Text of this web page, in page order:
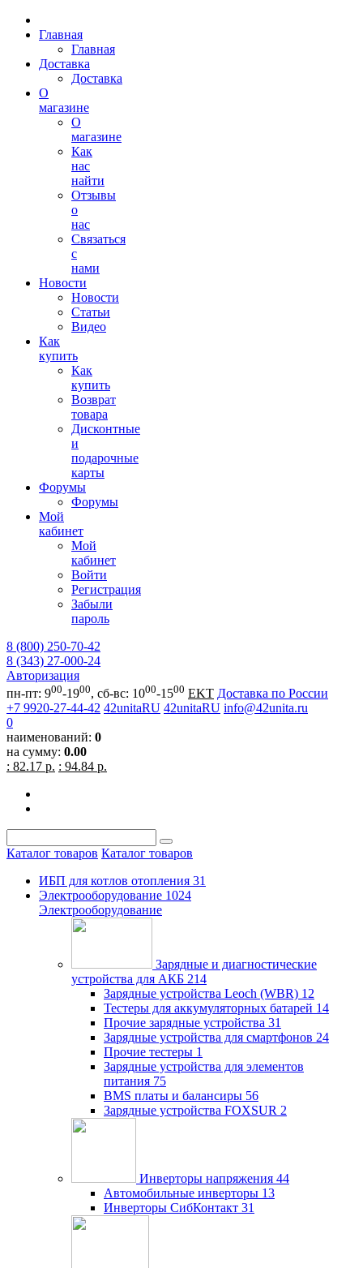
Главная
Главная
Доставка
Доставка
О
магазине
О
магазине
Как
нас
найти
Отзывы
о
нас
Связаться
с
нами
Новости
Новости
Статьи
Видео
Как
купить
Как
купить
Возврат
товара
Дисконтные
и
подарочные
карты
Форумы
Форумы
Мой
кабинет
Мой
кабинет
Войти
Регистрация
Забыли
пароль
8 (800) 250-70-42
8 (343) 27-000-24
Авторизация
пн-пт: 900-1900, сб-вс: 1000-1500 EKT Доставка по России
+7 9920-27-44-42 42unitaRU 42unitaRU info@42unita.ru
0
наименований: 0
на сумму: 0.00
: 82.17 р. : 94.84 р.
Каталог товаров Каталог товаров
ИБП для котлов отопления 31
Электрооборудование 1024
Электрооборудование
Зарядные и диагностические
устройства для АКБ 214
Зарядные устройства Leoch (WBR) 12
Тестеры для аккумуляторных батарей 14
Прочие зарядные устройства 31
Зарядные устройства для смартфонов 24
Прочие тестеры 1
Зарядные устройства для элементов
питания 75
BMS платы и балансиры 56
Зарядные устройства FOXSUR 2
Инверторы напряжения 44
Автомобильные инверторы 13
Инверторы СибКонтакт 31